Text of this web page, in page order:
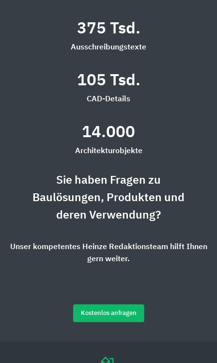
375 Tsd.
Ausschreibungstexte
105 Tsd.
CAD-Details
14.000
Architekturobjekte
Sie haben Fragen zu
Baulösungen, Produkten und
deren Verwendung?
Unser kompetentes Heinze Redaktionsteam hilft Ihnen
gern weiter.
Kostenlos anfragen